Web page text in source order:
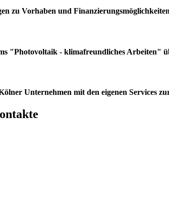
zu Vorhaben und
"Photovoltaik - klimafreundliches Arbeiten"
Unternehmen mit den eigenen Services